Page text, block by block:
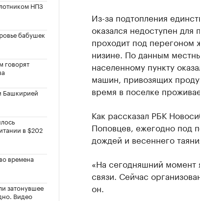
НПЗ
бабушек
говорят
Башкирией
в $202
времена
затонувшее
Видео
Из-за подтопления
оказался недоступен для
проходит под перегоном
низине. По данным
населенному пункту
машин, привозящих
время в поселке
Как рассказал РБК
Поповцев, ежегодно под
дождей и весеннего
«На сегодняшний момент
связи. Сейчас
он.